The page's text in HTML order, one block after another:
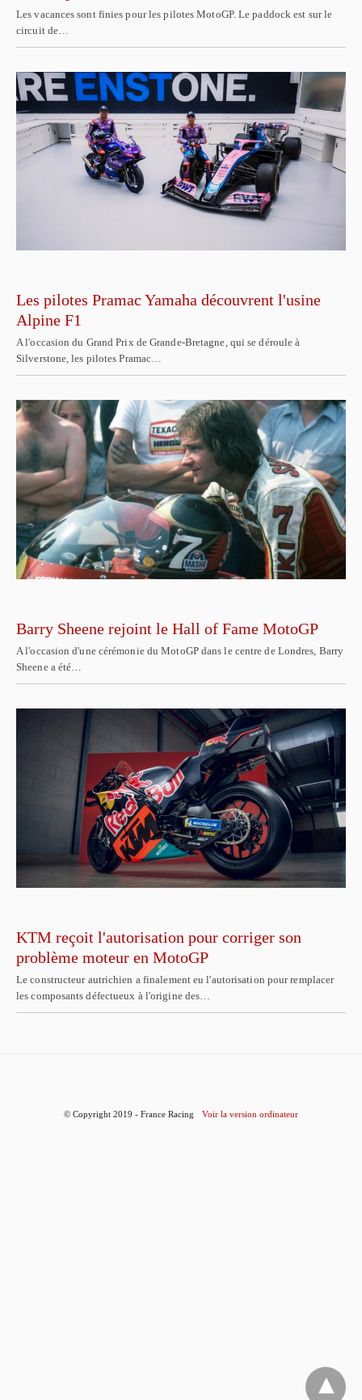
Les vacances sont finies pour les pilotes MotoGP. Le paddock est sur le
circuit de…
Les pilotes Pramac Yamaha découvrent l'usine
Alpine F1
A l'occasion du Grand Prix de Grande-Bretagne, qui se déroule à
Silverstone, les pilotes Pramac…
Barry Sheene rejoint le Hall of Fame MotoGP
A l'occasion d'une cérémonie du MotoGP dans le centre de Londres, Barry
Sheene a été…
KTM reçoit l'autorisation pour corriger son
problème moteur en MotoGP
Le constructeur autrichien a finalement eu l'autorisation pour remplacer
les composants défectueux à l'origine des…
© Copyright 2019 - France Racing Voir la version ordinateur